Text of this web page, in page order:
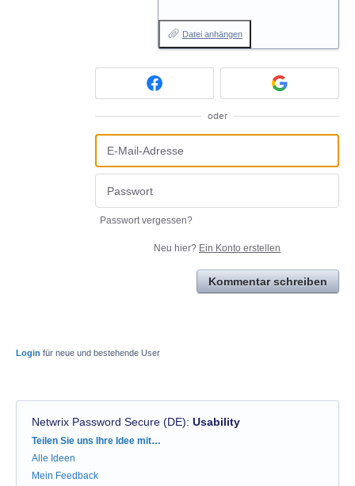
Datei anhängen
oder
Passwort vergessen?
Neu hier? Ein Konto erstellen
Kommentar schreiben
Login für neue und bestehende User
Netwrix Password Secure (DE): Usability
Kategorien
Teilen Sie uns Ihre Idee mit…
Alle Ideen
Mein Feedback